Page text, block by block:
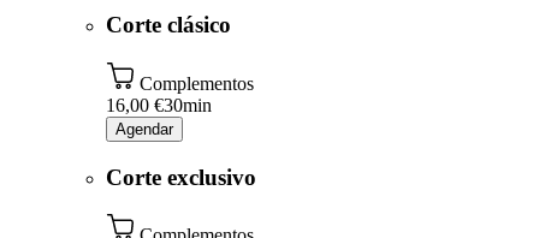
Corte clásico
Complementos
16,00 €30min
Agendar
Corte exclusivo